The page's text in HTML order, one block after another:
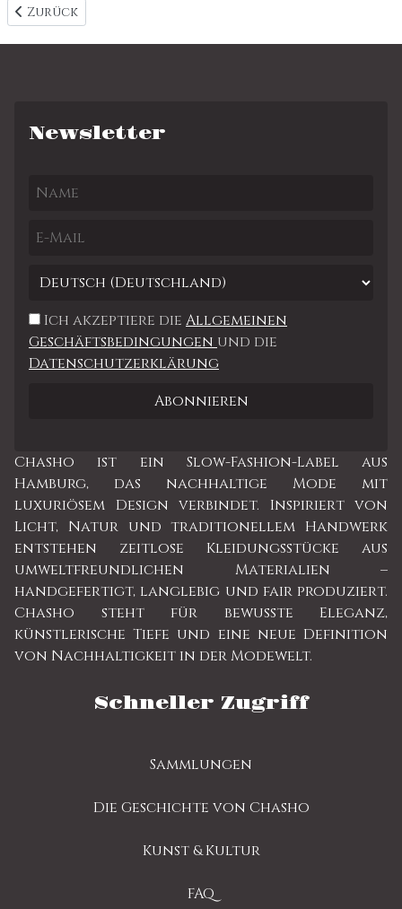
Vorheriger Beitrag: Home Page
Zurück
Newsletter
Ich akzeptiere die Allgemeinen
Geschäftsbedingungen und die
Datenschutzerklärung
Chasho ist ein Slow-Fashion-Label aus
Hamburg, das nachhaltige Mode mit
luxuriösem Design verbindet. Inspiriert von
Licht, Natur und traditionellem Handwerk
entstehen zeitlose Kleidungsstücke aus
umweltfreundlichen Materialien –
handgefertigt, langlebig und fair produziert.
Chasho steht für bewusste Eleganz,
künstlerische Tiefe und eine neue Definition
von Nachhaltigkeit in der Modewelt.
Schneller Zugriff
Sammlungen
Die Geschichte von Chasho
Kunst & Kultur
FAQ